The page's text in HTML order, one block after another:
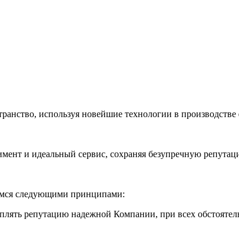
используя новейшие технологии в
и идеальный сервис, сохраняя безупречную
следующими принципами:
репутацию надежной Компании, при всех